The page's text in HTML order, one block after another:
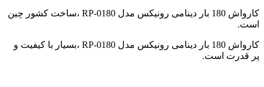
girl
with
fake
tits
anna
bell
کارواش 180 بار دینامی رونیکس مدل RP-0180 ،ساخت کشور چین
است.
کارواش 180 بار دینامی رونیکس مدل RP-0180 ،بسیار با کیفیت و
پر قدرت است.